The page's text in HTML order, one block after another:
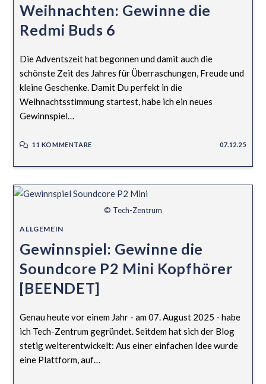
Weihnachten: Gewinne die
Redmi Buds 6
Die Adventszeit hat begonnen und damit auch die
schönste Zeit des Jahres für Überraschungen, Freude und
kleine Geschenke. Damit Du perfekt in die
Weihnachtsstimmung startest, habe ich ein neues
Gewinnspiel…
11 KOMMENTARE 07.12.25
© Tech-Zentrum
ALLGEMEIN
Gewinnspiel: Gewinne die
Soundcore P2 Mini Kopfhörer
[BEENDET]
Genau heute vor einem Jahr - am 07. August 2025 - habe
ich Tech-Zentrum gegründet. Seitdem hat sich der Blog
stetig weiterentwickelt: Aus einer einfachen Idee wurde
eine Plattform, auf…